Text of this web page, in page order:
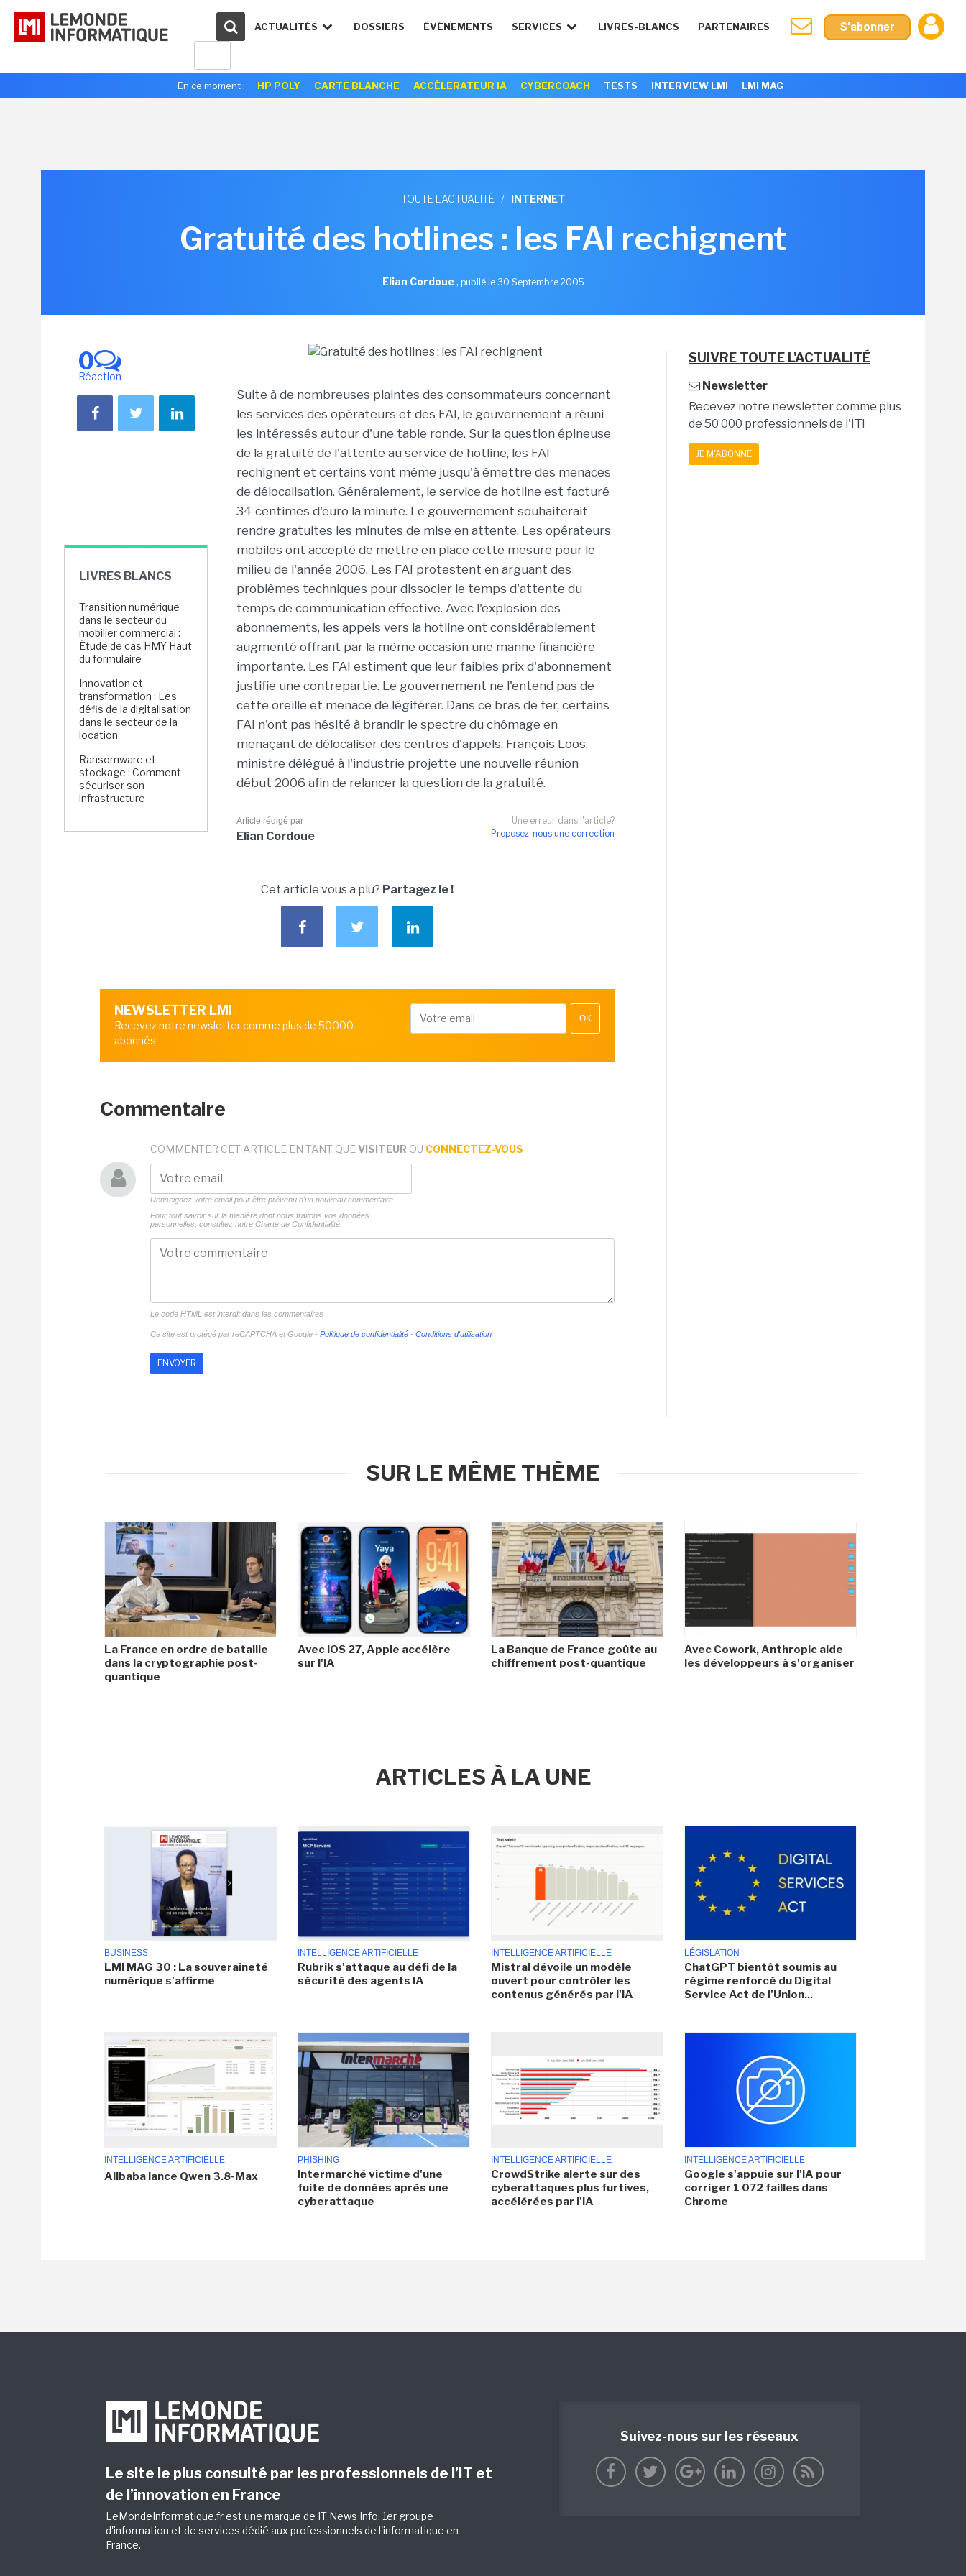
ACTUALITÉS DOSSIERS ÉVÉNEMENTS SERVICES LIVRES-BLANCS PARTENAIRES S'abonner
En ce moment : HP POLY CARTE BLANCHE ACCÉLERATEUR IA CYBERCOACH TESTS INTERVIEW LMI LMI MAG
TOUTE L'ACTUALITÉ / INTERNET
Gratuité des hotlines : les FAI rechignent
Elian Cordoue, publié le 30 Septembre 2005
0
Réaction
LIVRES BLANCS
Transition numérique
dans le secteur du
mobilier commercial :
Étude de cas HMY Haut
du formulaire
Innovation et
transformation : Les
défis de la digitalisation
dans le secteur de la
location
Ransomware et
stockage : Comment
sécuriser son
infrastructure
Suite à de nombreuses plaintes des consommateurs concernant
les services des opérateurs et des FAI, le gouvernement a réuni
les intéressés autour d'une table ronde. Sur la question épineuse
de la gratuité de l'attente au service de hotline, les FAI
rechignent et certains vont même jusqu'à émettre des menaces
de délocalisation. Généralement, le service de hotline est facturé
34 centimes d'euro la minute. Le gouvernement souhaiterait
rendre gratuites les minutes de mise en attente. Les opérateurs
mobiles ont accepté de mettre en place cette mesure pour le
milieu de l'année 2006. Les FAI protestent en arguant des
problèmes techniques pour dissocier le temps d'attente du
temps de communication effective. Avec l'explosion des
abonnements, les appels vers la hotline ont considérablement
augmenté offrant par la même occasion une manne financière
importante. Les FAI estiment que leur faibles prix d'abonnement
justifie une contrepartie. Le gouvernement ne l'entend pas de
cette oreille et menace de légiférer. Dans ce bras de fer, certains
FAI n'ont pas hésité à brandir le spectre du chômage en
menaçant de délocaliser des centres d'appels. François Loos,
ministre délégué à l'industrie projette une nouvelle réunion
début 2006 afin de relancer la question de la gratuité.
Une erreur dans l'article?
Proposez-nous une correction
Article rédigé par
Elian Cordoue
Cet article vous a plu? Partagez le !
NEWSLETTER LMI
Recevez notre newsletter comme plus de 50000
abonnés
OK
Commentaire
COMMENTER CET ARTICLE EN TANT QUE VISITEUR OU CONNECTEZ-VOUS
Renseignez votre email pour être prévenu d'un nouveau commentaire
Pour tout savoir sur la manière dont nous traitons vos données
personnelles, consultez notre Charte de Confidentialité.
Le code HTML est interdit dans les commentaires
Ce site est protégé par reCAPTCHA et Google - Politique de confidentialité - Conditions d'utilisation
SUIVRE TOUTE L'ACTUALITÉ
Newsletter
Recevez notre newsletter comme plus
de 50 000 professionnels de l'IT!
JE M'ABONNE
SUR LE MÊME THÈME
La France en ordre de bataille
dans la cryptographie post-
quantique
Avec iOS 27, Apple accélère
sur l'IA
La Banque de France goûte au
chiffrement post-quantique
Avec Cowork, Anthropic aide
les développeurs à s'organiser
ARTICLES À LA UNE
BUSINESS
LMI MAG 30 : La souveraineté
numérique s'affirme
INTELLIGENCE ARTIFICIELLE
Rubrik s'attaque au défi de la
sécurité des agents IA
INTELLIGENCE ARTIFICIELLE
Mistral dévoile un modèle
ouvert pour contrôler les
contenus générés par l'IA
LÉGISLATION
ChatGPT bientôt soumis au
régime renforcé du Digital
Service Act de l'Union...
INTELLIGENCE ARTIFICIELLE
Alibaba lance Qwen 3.8-Max
PHISHING
Intermarché victime d'une
fuite de données après une
cyberattaque
INTELLIGENCE ARTIFICIELLE
CrowdStrike alerte sur des
cyberattaques plus furtives,
accélérées par l'IA
INTELLIGENCE ARTIFICIELLE
Google s'appuie sur l'IA pour
corriger 1 072 failles dans
Chrome
Le site le plus consulté par les professionnels de l’IT et
de l’innovation en France
LeMondeInformatique.fr est une marque de IT News Info, 1er groupe
d'information et de services dédié aux professionnels de l'informatique en
France.
Suivez-nous sur les réseaux